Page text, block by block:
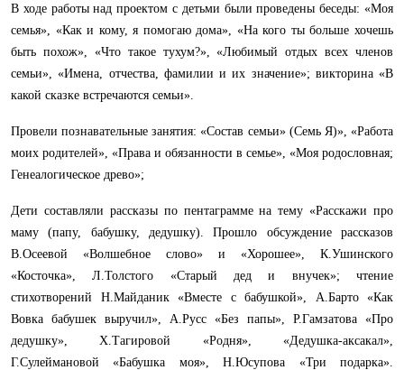
В ходе работы над проектом с детьми были проведены беседы: «Моя
семья», «Как и кому, я помогаю дома», «На кого ты больше хочешь
быть похож», «Что такое тухум?», «Любимый отдых всех членов
семьи», «Имена, отчества, фамилии и их значение»; викторина «В
какой сказке встречаются семьи».
Провели познавательные занятия: «Состав семьи» (Семь Я)», «Работа
моих родителей», «Права и обязанности в семье», «Моя родословная;
Генеалогическое древо»;
Дети составляли рассказы по пентаграмме на тему «Расскажи про
маму (папу, бабушку, дедушку). Прошло обсуждение рассказов
В.Осеевой «Волшебное слово» и «Хорошее», К.Ушинского
«Косточка», Л.Толстого «Старый дед и внучек»; чтение
стихотворений Н.Майданик «Вместе с бабушкой», А.Барто «Как
Вовка бабушек выручил», А.Русс «Без папы», Р.Гамзатова «Про
дедушку», Х.Тагировой «Родня», «Дедушка-аксакал»,
Г.Сулеймановой «Бабушка моя», Н.Юсупова «Три подарка».